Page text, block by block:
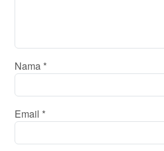
Nama *
Email *